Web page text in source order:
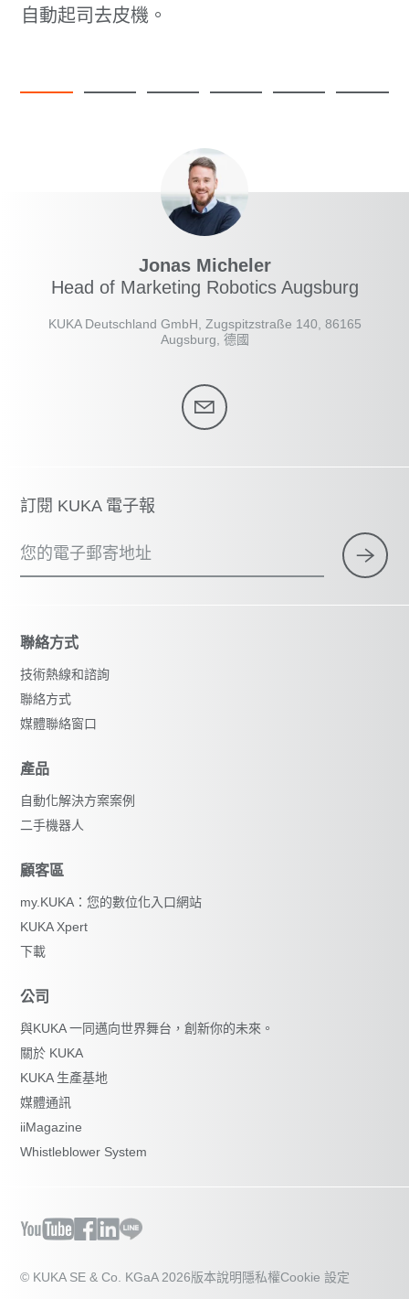
自動起司去皮機。
Jonas Micheler
Head of Marketing Robotics Augsburg
KUKA Deutschland GmbH, Zugspitzstraße 140, 86165
Augsburg, 德國
訂閱 KUKA 電子報
您的電子郵寄地址
聯絡方式
技術熱線和諮詢
聯絡方式
媒體聯絡窗口
產品
自動化解決方案案例
二手機器人
顧客區
my.KUKA：您的數位化入口網站
KUKA Xpert
下載
公司
與KUKA 一同邁向世界舞台，創新你的未來。
關於 KUKA
KUKA 生產基地
媒體通訊
iiMagazine
Whistleblower System
© KUKA SE & Co. KGaA 2026版本說明隱私權Cookie 設定